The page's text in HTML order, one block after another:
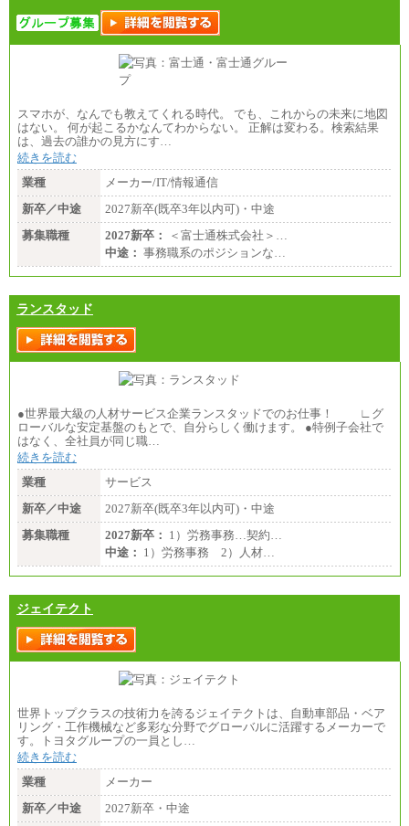
スマホが、なんでも教えてくれる時代。 でも、これからの未来に地図
はない。 何が起こるかなんてわからない。 正解は変わる。検索結果
は、過去の誰かの見方にす…
続きを読む
業種
メーカー/IT/情報通信
新卒／中途
2027新卒(既卒3年以内可)・中途
募集職種
2027新卒：
＜富士通株式会社＞…
中途： 事務職系のポジションな…
ランスタッド
●世界最大級の人材サービス企業ランスタッドでのお仕事！ ∟グ
ローバルな安定基盤のもとで、自分らしく働けます。 ●特例子会社で
はなく、全社員が同じ職…
続きを読む
業種
サービス
新卒／中途
2027新卒(既卒3年以内可)・中途
募集職種
2027新卒： 1）労務事務…契約…
中途： 1）労務事務 2）人材…
ジェイテクト
世界トップクラスの技術力を誇るジェイテクトは、自動車部品・ベア
リング・工作機械など多彩な分野でグローバルに活躍するメーカーで
す。トヨタグループの一員とし…
続きを読む
業種
メーカー
新卒／中途
2027新卒・中途